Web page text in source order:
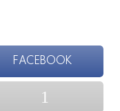
FACEBOOK